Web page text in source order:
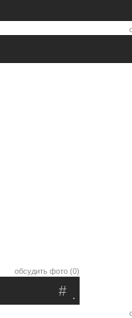
обсудить фото (0)
.
#